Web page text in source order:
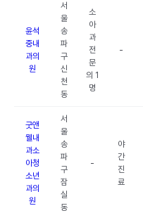
윤석
중내
과의
원
서
울
송
파
구
신
천
동
소
아
과
전
문
의 1
명
-
굿앤
웰내
과소
아청
소년
과의
원
서
울
송
파
구
잠
실
동
-
야
간
진
료